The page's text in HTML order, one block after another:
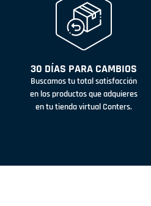
30 DÍAS PARA CAMBIOS
Buscamos tu total satisfacción
en los productos que adquieres
en tu tienda virtual Conters.